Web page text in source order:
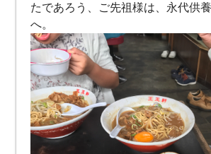
たであろう、ご先祖様は、永代供
へ。